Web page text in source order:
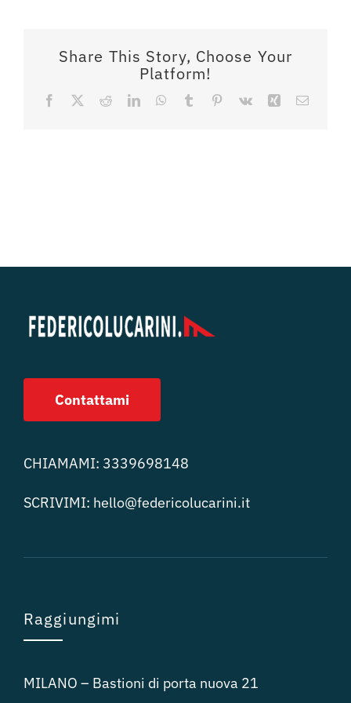
Share This Story, Choose Your
Platform!
Facebook RedditLinkedInWhatsApp
Tumblr Pinterest
Vk Xing Email
Contattami
CHIAMAMI: 3339698148
SCRIVIMI: hello@federicolucarini.it
Raggiungimi
MILANO – Bastioni di porta nuova 21